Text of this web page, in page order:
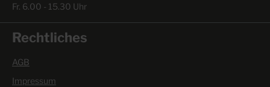
Fr. 6.00 - 15.30 Uhr
Rechtliches
AGB
Impressum